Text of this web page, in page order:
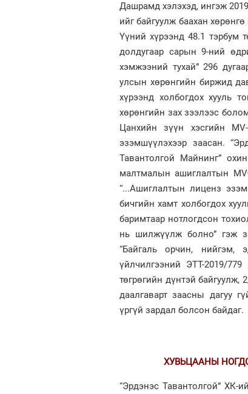
Дашрамд хэлэхэд, ингэж
ийг байгуулж баахан
Үүний хүрээнд 48.1 тэрбум
долдугаар сарын 9-ний
хэмжээний тухай” 296
улсын хөрөнгийн биржид
хүрээнд холбогдох хууль
хөрөнгийн зах зээлээс
Цанхийн зүүн хэсгийн
эзэмшүүлэхээр заасан.
Тавантолгой Майнинг”
малтмалын ашиглалтын
“...Ашиглалтын лиценз
бичгийн хамт холбогдох
баримтаар нотлогдсон
нь шилжүүлж болно” гэж
“Байгаль орчин, нийгэм,
үйлчилгээний ЭТТ-2019/
төгрөгийн дүнтэй байгуулж,
даалгаварт заасны дагуу
үргүй зардал болсон байдаг.
ХУВЬЦААНЫ
“Эрдэнэс Тавантолгой”